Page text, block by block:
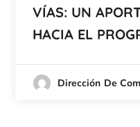
VÍAS: UN
HACIA EL
Dirección De